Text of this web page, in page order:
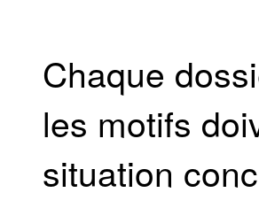
Chaque
les motifs
situation